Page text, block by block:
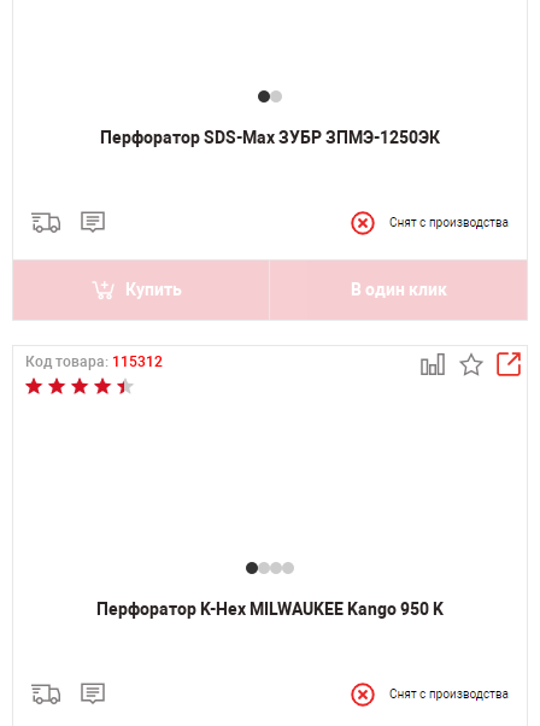
Перфоратор SDS-Max ЗУБР ЗПМЭ-1250ЭК
Купить В один клик
Код товара: 115312
Перфоратор K-Hex MILWAUKEE Kango 950 K